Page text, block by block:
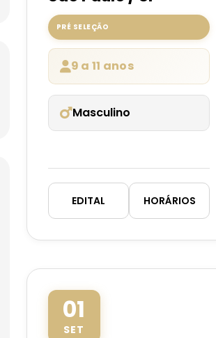
PRÉ SELEÇÃO
9 a 11 anos
Masculino
EDITAL HORÁRIOS
01
SET